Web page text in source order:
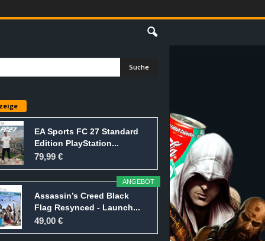
EA Sports FC 27 Standard
Edition PlayStation...
79,99 €
ANGEBOT
Assassin’s Creed Black
Flag Resynced - Launch...
49,00 €